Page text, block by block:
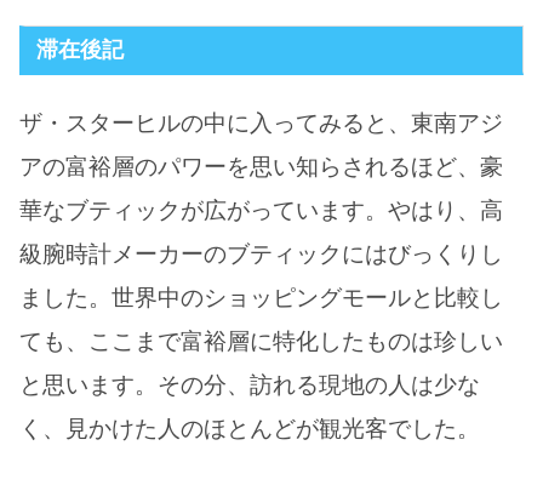
滞在後記
ザ・スターヒルの中に入ってみると、東南アジ
アの富裕層のパワーを思い知らされるほど、豪
華なブティックが広がっています。やはり、高
級腕時計メーカーのブティックにはびっくりし
ました。世界中のショッピングモールと比較し
ても、ここまで富裕層に特化したものは珍しい
と思います。その分、訪れる現地の人は少な
く、見かけた人のほとんどが観光客でした。